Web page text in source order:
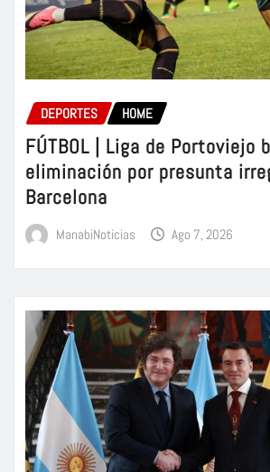
DEPORTES HOME
FÚTBOL | Liga de Portoviejo
eliminación por presunta
Barcelona
ManabiNoticias Ago 7, 2026